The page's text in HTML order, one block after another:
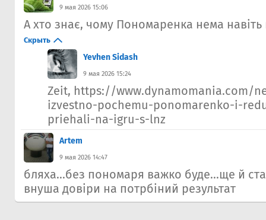
9 мая 2026 15:06
А хто знає, чому Пономаренка нема навіть
Скрыть
Yevhen Sidash
9 мая 2026 15:24
Zeit, https://www.dynamomania.com/
izvestno-pochemu-ponomarenko-i-
priehali-na-igru-s-lnz
Artem
9 мая 2026 14:47
бляха...без пономаря важко буде...ще й
внуша довіри на потрбіний результат